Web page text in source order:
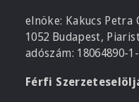
elnöke: Kakucs Petra
1052 Budapest,
adószám: 18064890-
Férfi